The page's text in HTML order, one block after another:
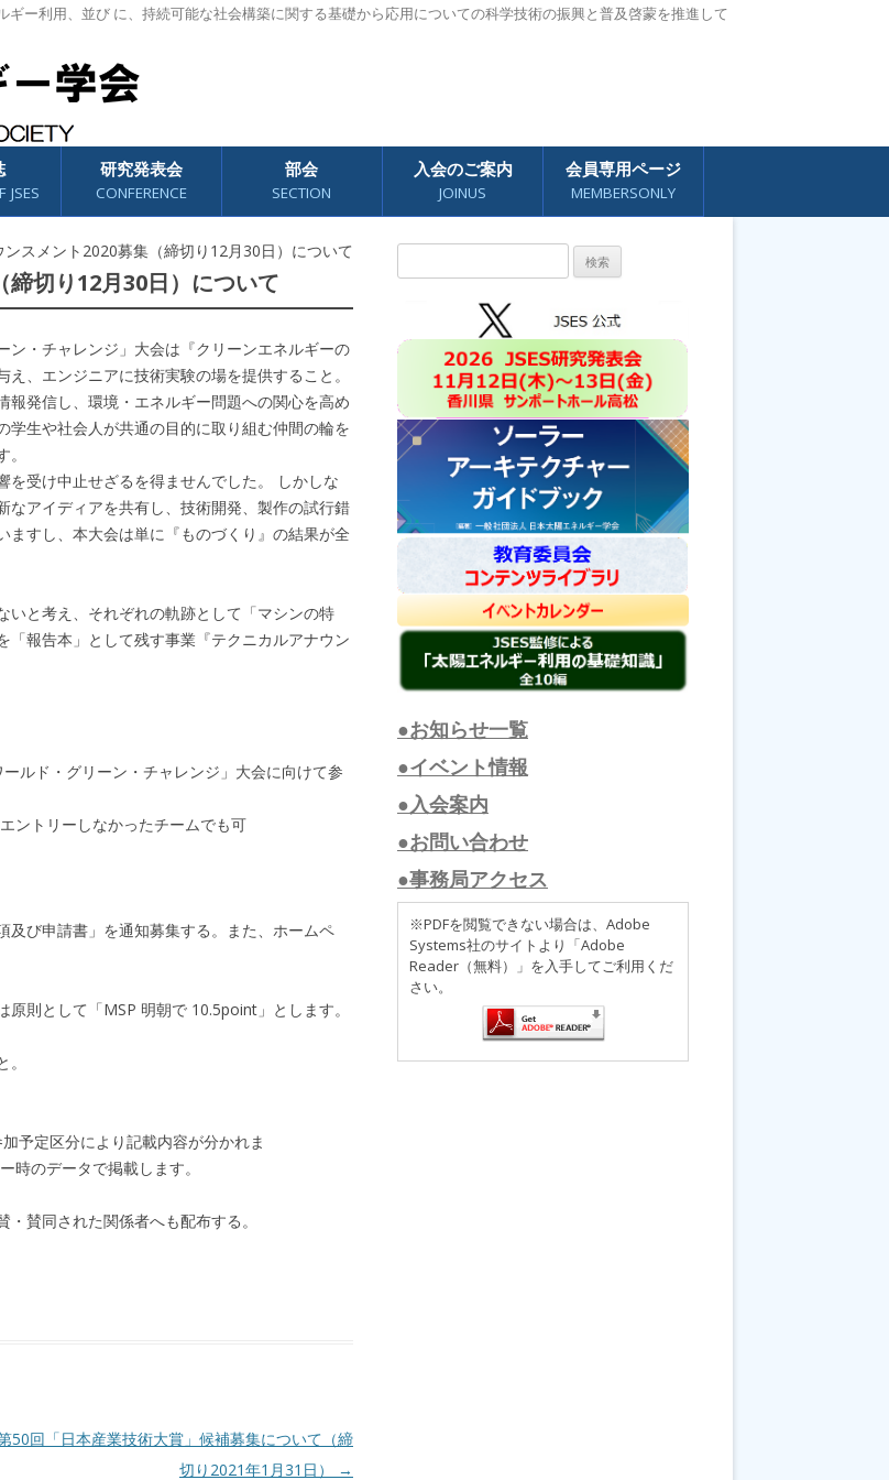
ー利用、並び に、持続可能な社会構築に関する基礎から応用についての科学技術の振興と普及啓蒙を推進して
JSES
研究発表会
CONFERENCE
部会
SECTION
入会のご案内
JOINUS
会員専用ページ
MEMBERSONLY
スメント2020募集（締切り12月30日）について
切り12月30日）について
ン・チャレンジ」大会は『クリーンエネルギーの
、エンジニアに技術実験の場を提供すること。
発信し、環境・エネルギー問題への関心を高め
生や社会人が共通の目的に取り組む仲間の輪を
受け中止せざるを得ませんでした。 しかしな
アイディアを共有し、技術開発、製作の試行錯
すし、本大会は単に『ものづくり』の結果が全
と考え、それぞれの軌跡として「マシンの特
報告本」として残す事業『テクニカルアナウン
ルド・グリーン・チャレンジ」大会に向けて参
ントリーしなかったチームでも可
び申請書」を通知募集する。また、ホームペ
則として「MSP 明朝で 10.5point」とします。
予定区分により記載内容が分かれま
のデータで掲載します。
賛同された関係者へも配布する。
50回「日本産業技術大賞」候補募集について（締
切り2021年1月31日）
→
索:
●お知らせ一覧
●イベント情報
●入会案内
●お問い合わせ
●事務局アクセス
※PDFを閲覧できない場合は、Adobe
Systems社のサイトより「Adobe
Reader（無料）」を入手してご利用くだ
さい。